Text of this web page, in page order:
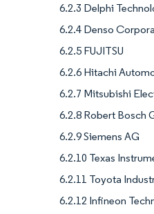
6.2.3 Delphi
6.2.4 Denso
6.2.5 FUJITSU
6.2.6 Hitachi
6.2.7 Mitsubishi
6.2.8 Robert Bosch
6.2.9 Siemens AG
6.2.10 Texas
6.2.11 Toyota
6.2.12 Infineon